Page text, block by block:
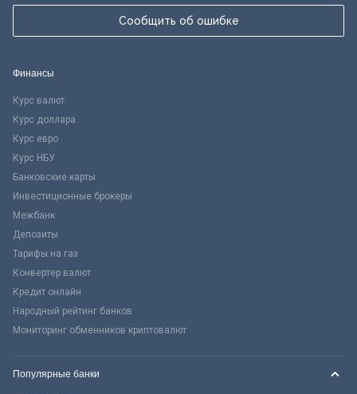
Сообщить об ошибке
Финансы
Курс валют
Курс доллара
Курс евро
Курс НБУ
Банковские карты
Инвестиционные брокеры
Межбанк
Депозиты
Тарифы на газ
Конвертер валют
Кредит онлайн
Народный рейтинг банков
Мониторинг обменников криптовалют
Популярные банки